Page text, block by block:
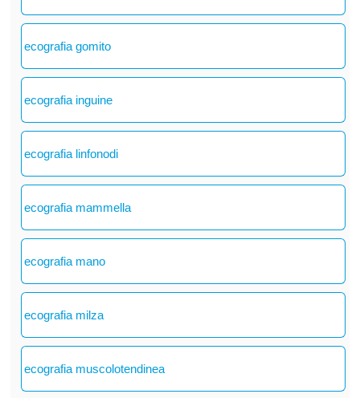
ecografia gomito
ecografia inguine
ecografia linfonodi
ecografia mammella
ecografia mano
ecografia milza
ecografia muscolotendinea